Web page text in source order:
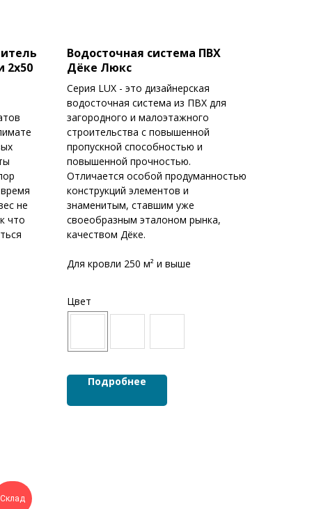
2х50
не
что
Водосточная система ПВХ
Дёке Люкс
Серия LUX - это дизайнерская
водосточная система из ПВХ для
загородного и малоэтажного
строительства с повышенной
пропускной способностью и
повышенной прочностью.
Отличается особой продуманностью
конструкций элементов и
знаменитым, ставшим уже
своеобразным эталоном рынка,
качеством Дёке.
Для кровли 250 м² и выше
Цвет
Подробнее
Склад